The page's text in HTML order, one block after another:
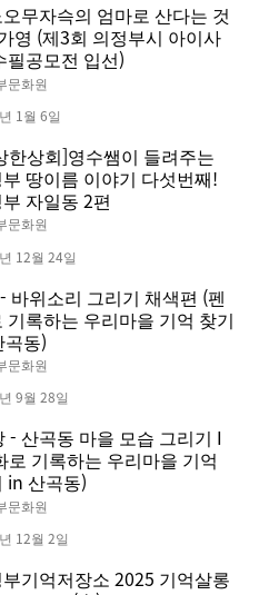
무자슥의 엄마로 산다는 것
영 (제3회 의정부시 아이사
필공모전 입선)
문화원
1월 6일
한상회]영수쌤이 들려주는
땅이름 이야기 다섯번째!
자일동 2편
문화원
12월 24일
바위소리 그리기 채색편 (펜
기록하는 우리마을 기억 찾기
동)
문화원
9월 28일
- 산곡동 마을 모습 그리기 I
로 기록하는 우리마을 기억
in 산곡동)
문화원
12월 2일
기억저장소 2025 기억살롱